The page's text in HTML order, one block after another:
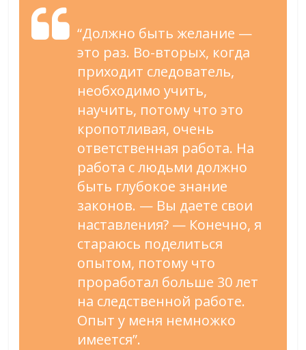
“Должно быть желание —
это раз. Во-вторых, когда
приходит следователь,
необходимо учить,
научить, потому что это
кропотливая, очень
ответственная работа. На
работа с людьми должно
быть глубокое знание
законов. — Вы даете свои
наставления? — Конечно, я
стараюсь поделиться
опытом, потому что
проработал больше 30 лет
на следственной работе.
Опыт у меня немножко
имеется”.